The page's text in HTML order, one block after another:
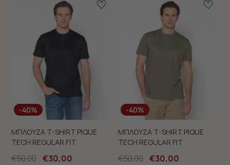
-40%
ΜΠΛΟΥΖΑ T-SHIRT PIQUE
TECH REGULAR FIT
€50,00 €30,00
-40%
ΜΠΛΟΥΖΑ T-SHIRT PIQUE
TECH REGULAR FIT
€50,00 €30,00